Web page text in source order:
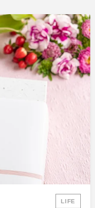
LIFE